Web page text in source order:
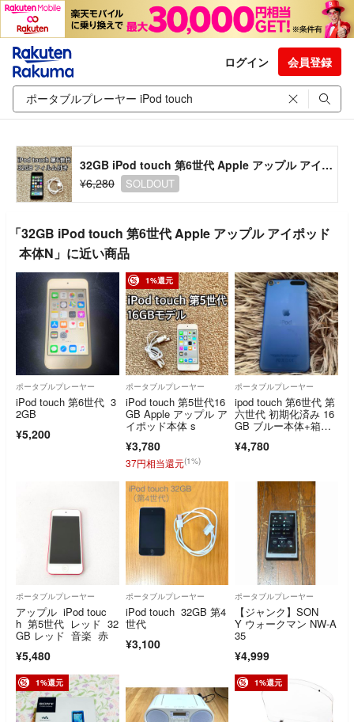
ログイン 会員登録
32GB iPod touch 第6世代 Apple アップル アイポッド本体N
¥6,280
SOLDOUT
「32GB iPod touch 第6世代 Apple アップル アイポッド
本体N」に近い商品
ポータブルプレーヤー
iPod touch 第6世代 3
2GB
¥5,200
1%還元
ポータブルプレーヤー
iPod touch 第5世代16
GB Apple アップル ア
イポッド本体 s
¥3,780
37円相当還元(1%)
ポータブルプレーヤー
ipod touch 第6世代 第
六世代 初期化済み 16
GB ブルー本体+箱の
¥4,780
ポータブルプレーヤー
アップル iPod touc
h 第5世代 レッド 32
GB レッド 音楽 赤
¥5,480
ポータブルプレーヤー
iPod touch 32GB 第4
世代
¥3,100
ポータブルプレーヤー
【ジャンク】SON
Y ウォークマン NW-A
35
¥4,999
1%還元 1%還元